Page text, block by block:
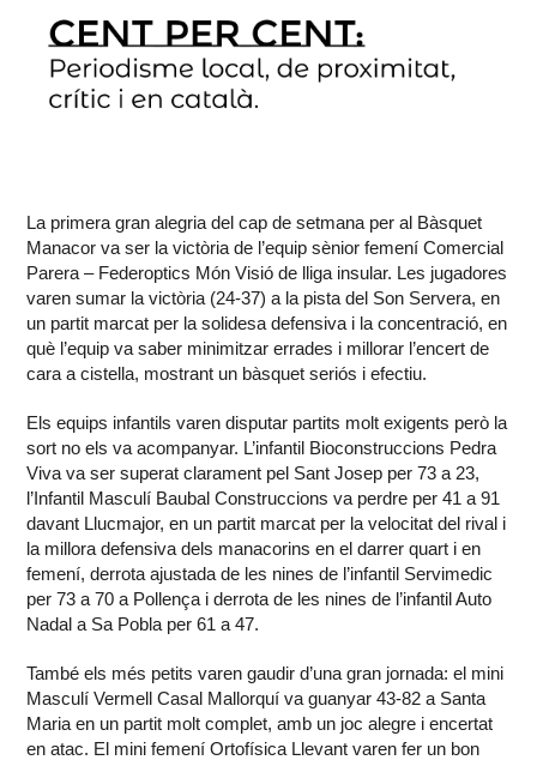
La primera gran alegria del cap de setmana per al Bàsquet
Manacor va ser la victòria de l’equip sènior femení Comercial
Parera – Federoptics Món Visió de lliga insular. Les jugadores
varen sumar la victòria (24-37) a la pista del Son Servera, en
un partit marcat per la solidesa defensiva i la concentració, en
què l’equip va saber minimitzar errades i millorar l’encert de
cara a cistella, mostrant un bàsquet seriós i efectiu.
Els equips infantils varen disputar partits molt exigents però la
sort no els va acompanyar. L’infantil Bioconstruccions Pedra
Viva va ser superat clarament pel Sant Josep per 73 a 23,
l’Infantil Masculí Baubal Construccions va perdre per 41 a 91
davant Llucmajor, en un partit marcat per la velocitat del rival i
la millora defensiva dels manacorins en el darrer quart i en
femení, derrota ajustada de les nines de l’infantil Servimedic
per 73 a 70 a Pollença i derrota de les nines de l’infantil Auto
Nadal a Sa Pobla per 61 a 47.
També els més petits varen gaudir d’una gran jornada: el mini
Masculí Vermell Casal Mallorquí va guanyar 43-82 a Santa
Maria en un partit molt complet, amb un joc alegre i encertat
en atac. El mini femení Ortofísica Llevant varen fer un bon